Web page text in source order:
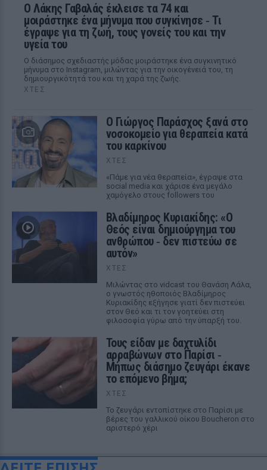
Ο Λάκης Γαβαλάς έκλεισε τα 74 και
μοιράστηκε ένα μήνυμα που συγκίνησε ‑ Τι
έγραψε για τη ζωή, τους γονείς του και την
υγεία του
Ο διάσημος σχεδιαστής μόδας μοιράστηκε ένα συγκινητικό
μήνυμα στο Instagram, μιλώντας για την οικογένειά του, τη
δημιουργικότητά του και τη χαρά της ζωής.
ΧΤΕΣ
O Γιώργος Παράσχος ξανά στο
νοσοκομείο για θεραπεία κατά
του καρκίνου
ΧΤΕΣ
«Πάμε για νέα θεραπεία», έγραψε στα
social media και χάρισε ένα μεγάλο
χαμόγελο στους followers του
Βλαδίμηρος Κυριακίδης: «Ο
Θεός είναι δημιούργημα του
ανθρώπου ‑ δεν πιστεύω σε
αυτόν»
ΧΤΕΣ
Μιλώντας στο vidcast του Θανάση Λάλα,
ο γνωστός ηθοποιός Βλαδίμηρος
Κυριακίδης εξήγησε γιατί δεν πιστεύει
στον Θεό και τι τον γοητεύει στη
φιλοσοφία γύρω από την ύπαρξή του.
Τους είδαν με δαχτυλίδι
αρραβώνων στο Παρίσι ‑
Μήπως διάσημο ζευγάρι έκανε
το επόμενο βήμα;
ΧΤΕΣ
Το ζευγάρι εντοπίστηκε στο Παρίσι με
βέρες του γαλλικού οίκου Boucheron στο
αριστερό χέρι